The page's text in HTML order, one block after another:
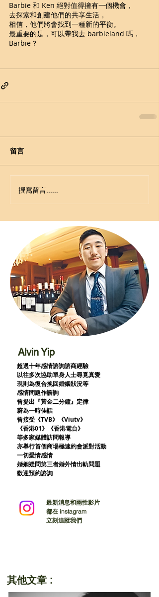
Barbie 和 Ken 絕對值得擁有一個機會，
去探索和創建他們的共享生活，
相信，他們將會找到一種新的平衡。
最重要的是，可以帶我去 barbieland 嗎，
Barbie？
留言
撰寫留言......
Alvin Yip
超過十年感情諮詢諮商經驗
以往多次協助單身人士尋覓真愛
現則為復合挽回婚姻狀況等
感情問題作諮詢
曾提出『黃金二分鐘』定律
蔚為一時佳話
曾接受《TVB》《Viutv》
《香港01》
《香港電台》
等多家媒體訪問報導
亦舉行首個商場極速約會派對活動
一切愛情感情
婚姻疑問第三者婚外情出軌問題
歡迎預約諮詢
最新消息和兩性影片
都在 instagram
立刻追蹤我們
其他文章 :